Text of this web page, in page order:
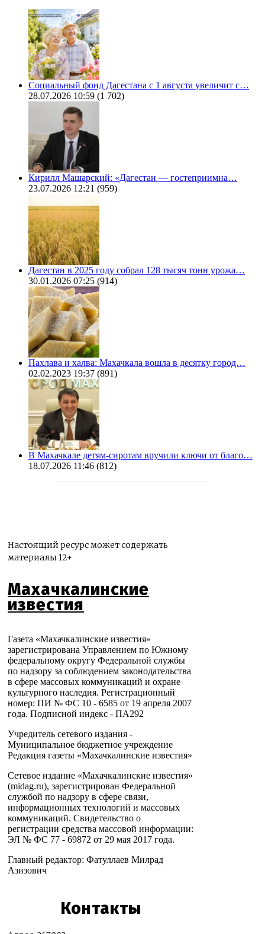
Социальный фонд Дагестана с 1 августа увеличит с…
28.07.2026 10:59 (1 702)
Кирилл Машарский: «Дагестан — гостеприимна…
23.07.2026 12:21 (959)
Дагестан в 2025 году собрал 128 тысяч тонн урожа…
30.01.2026 07:25 (914)
Пахлава и халва: Махачкала вошла в десятку город…
02.02.2023 19:37 (891)
В Махачкале детям-сиротам вручили ключи от благо…
18.07.2026 11:46 (812)
Настоящий ресурс может содержать
материалы 12+
Махачкалинские
известия
Газета «Махачкалинские известия»
зарегистрирована Управлением по Южному
федеральному округу Федеральной службы
по надзору за соблюдением законодательства
в сфере массовых коммуникаций и охране
культурного наследия. Регистрационный
номер: ПИ № ФС 10 - 6585 от 19 апреля 2007
года. Подписной индекс - ПА292
Учредитель сетевого издания -
Муниципальное бюджетное учреждение
Редакция газеты «Махачкалинские известия»
Сетевое издание «Махачкалинские известия»
(midag.ru), зарегистрирован Федеральной
службой по надзору в сфере связи,
информационных технологий и массовых
коммуникаций. Свидетельство о
регистрации средства массовой информации:
ЭЛ № ФС 77 - 69872 от 29 мая 2017 года.
Главный редактор: Фатуллаев Милрад
Азизович
Контакты